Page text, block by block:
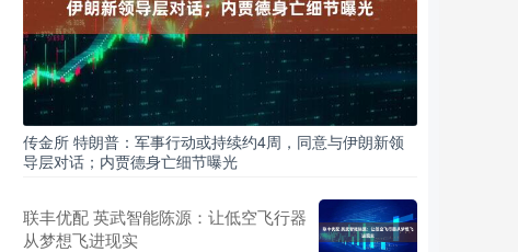
传金所 特朗普：军事行动或持续约4周，同意与伊朗新领
导层对话；内贾德身亡细节曝光
联丰优配 英武智能陈源：让低空飞行器
从梦想飞进现实